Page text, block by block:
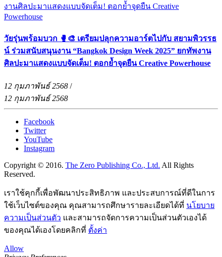
วัยรุ่นพร้อมบวก 🥊🎨 เตรียมปลุกความอาร์ตไปกับ สยามพิวรรธ
น์ ร่วมสนับสนุนงาน “Bangkok Design Week 2025” ยกทัพงาน
ศิลปะมาแสดงแบบจัดเต็ม! ตอกย้ำจุดยืน Creative Powerhouse
12 กุมภาพันธ์ 2568 /
12 กุมภาพันธ์ 2568
Facebook
Twitter
YouTube
Instagram
Copyright © 2016. The Zero Publishing Co., Ltd. All Rights
Reserved.
เราใช้คุกกี้เพื่อพัฒนาประสิทธิภาพ และประสบการณ์ที่ดีในการ
ใช้เว็บไซต์ของคุณ คุณสามารถศึกษารายละเอียดได้ที่ นโยบาย
ความเป็นส่วนตัว และสามารถจัดการความเป็นส่วนตัวเองได้
ของคุณได้เองโดยคลิกที่ ตั้งค่า
Allow